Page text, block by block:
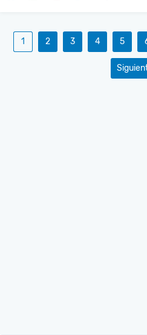
1 2 3 4 5